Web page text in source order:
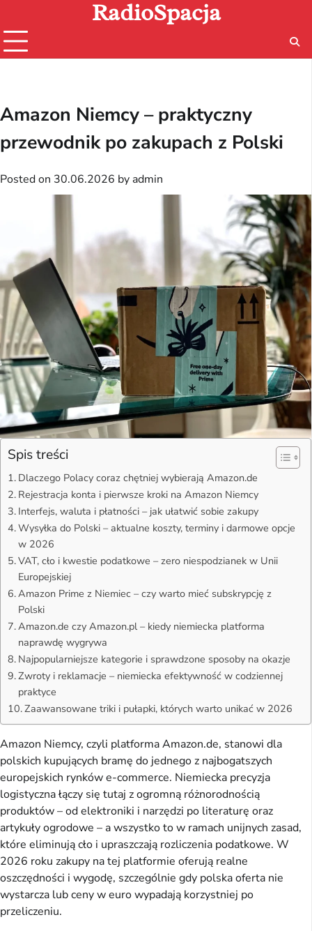
content
RadioSpacja
Amazon Niemcy – praktyczny
przewodnik po zakupach z Polski
Posted on 30.06.2026 by admin
Spis treści
Dlaczego Polacy coraz chętniej wybierają Amazon.de
Rejestracja konta i pierwsze kroki na Amazon Niemcy
Interfejs, waluta i płatności – jak ułatwić sobie zakupy
Wysyłka do Polski – aktualne koszty, terminy i darmowe opcje
w 2026
VAT, cło i kwestie podatkowe – zero niespodzianek w Unii
Europejskiej
Amazon Prime z Niemiec – czy warto mieć subskrypcję z
Polski
Amazon.de czy Amazon.pl – kiedy niemiecka platforma
naprawdę wygrywa
Najpopularniejsze kategorie i sprawdzone sposoby na okazje
Zwroty i reklamacje – niemiecka efektywność w codziennej
praktyce
Zaawansowane triki i pułapki, których warto unikać w 2026
Amazon Niemcy, czyli platforma Amazon.de, stanowi dla
polskich kupujących bramę do jednego z najbogatszych
europejskich rynków e-commerce. Niemiecka precyzja
logistyczna łączy się tutaj z ogromną różnorodnością
produktów – od elektroniki i narzędzi po literaturę oraz
artykuły ogrodowe – a wszystko to w ramach unijnych zasad,
które eliminują cło i upraszczają rozliczenia podatkowe. W
2026 roku zakupy na tej platformie oferują realne
oszczędności i wygodę, szczególnie gdy polska oferta nie
wystarcza lub ceny w euro wypadają korzystniej po
przeliczeniu.